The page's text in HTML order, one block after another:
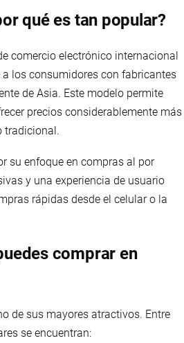
qué es tan popular?
comercio electrónico internacional
los consumidores con fabricantes
de Asia. Este modelo permite
precios considerablemente más
tradicional.
su enfoque en compras al por
y una experiencia de usuario
rápidas desde el celular o la
comprar en
de sus mayores atractivos. Entre
se encuentran: